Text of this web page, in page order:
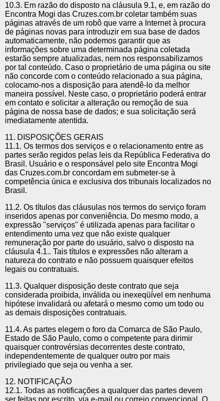
10.3. Em razão do disposto na cláusula 9.1, e, em razão do
Encontra Mogi das Cruzes.com.br coletar também suas
páginas através de um robô que varre a Internet à procura
de páginas novas para introduzir em sua base de dados
automaticamente, não podemos garantir que as
informações sobre uma determinada página coletada
estarão sempre atualizadas, nem nos responsabilizamos
por tal conteúdo. Caso o proprietário de uma página ou site
não concorde com o conteúdo relacionado a sua página,
colocamo-nos a disposição para atendê-lo da melhor
maneira possível. Neste caso, o proprietário poderá entrar
em contato e solicitar a alteração ou remoção de sua
página de nossa base de dados; e sua solicitação será
imediatamente atentida.
11. DISPOSIÇÕES GERAIS
11.1. Os termos dos serviços e o relacionamento entre as
partes serão regidos pelas leis da República Federativa do
Brasil. Usuário e o responsável pelo site Encontra Mogi
das Cruzes.com.br concordam em submeter-se à
competência única e exclusiva dos tribunais localizados no
Brasil.
11.2. Os títulos das cláusulas nos termos do serviço foram
inseridos apenas por conveniência. Do mesmo modo, a
expressão "serviços" é utilizada apenas para facilitar o
entendimento uma vez que não existe qualquer
remuneração por parte do usuário, salvo o disposto na
cláusula 4.1.. Tais títulos e expressões não alteram a
natureza do contrato e não possuem quaisquer efeitos
legais ou contratuais.
11.3. Qualquer disposição deste contrato que seja
considerada proibida, inválida ou inexeqüível em nenhuma
hipótese invalidará ou afetará o mesmo como um todo ou
as demais disposições contratuais.
11.4. As partes elegem o foro da Comarca de São Paulo,
Estado de São Paulo, como o competente para dirimir
quaisquer controvérsias decorrentes deste contrato,
independentemente de qualquer outro por mais
privilegiado que seja ou venha a ser.
12. NOTIFICAÇÃO
12.1. Todas as notificações a qualquer das partes devem
ser feitas por escrito, via e-mail ou correio convencional. O